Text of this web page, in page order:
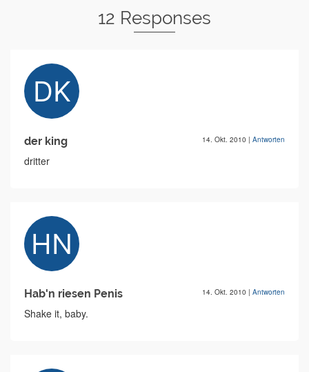
12 Responses
der king 14. Okt. 2010 | Antworten
dritter
Hab'n riesen Penis 14. Okt. 2010 | Antworten
Shake it, baby.